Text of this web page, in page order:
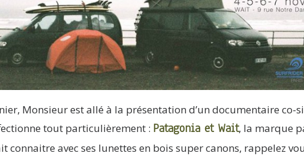
Monsieur est allé à la présentation d’un documentaire co-
tout particulièrement : Patagonia et Wait, la marque
connaitre avec ses lunettes en bois super canons, rappelez